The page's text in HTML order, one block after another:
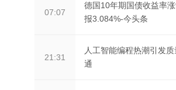
07:07
德国10年期国债收益率涨
报3.084%-今头条
21:31
人工智能编程热潮引发
通